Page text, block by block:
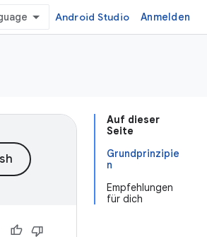
Android Studio Anmelden
Auf dieser
Seite
Grundprinzipie
n
Empfehlungen
für dich